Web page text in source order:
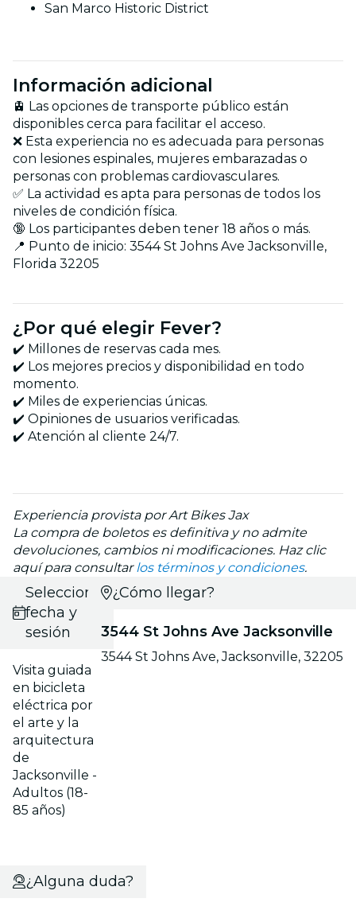
San Marco Historic District
Información adicional
🚊 Las opciones de transporte público están
disponibles cerca para facilitar el acceso.
❌ Esta experiencia no es adecuada para personas
con lesiones espinales, mujeres embarazadas o
personas con problemas cardiovasculares.
✅ La actividad es apta para personas de todos los
niveles de condición física.
🔞 Los participantes deben tener 18 años o más.
📍 Punto de inicio: 3544 St Johns Ave Jacksonville,
Florida 32205
¿Por qué elegir Fever?
✔️ Millones de reservas cada mes.
✔️ Los mejores precios y disponibilidad en todo
momento.
✔️ Miles de experiencias únicas.
✔️ Opiniones de usuarios verificadas.
✔️ Atención al cliente 24/7.
Experiencia provista por Art Bikes Jax
La compra de boletos es definitiva y no admite
devoluciones, cambios ni modificaciones. Haz clic
aquí para consultar los términos y condiciones.
Selecciona
fecha y
sesión
Visita guiada
en bicicleta
eléctrica por
el arte y la
arquitectura
de
Jacksonville -
Adultos (18-
85 años)
¿Cómo llegar?
3544 St Johns Ave Jacksonville
3544 St Johns Ave, Jacksonville, 32205
¿Alguna duda?